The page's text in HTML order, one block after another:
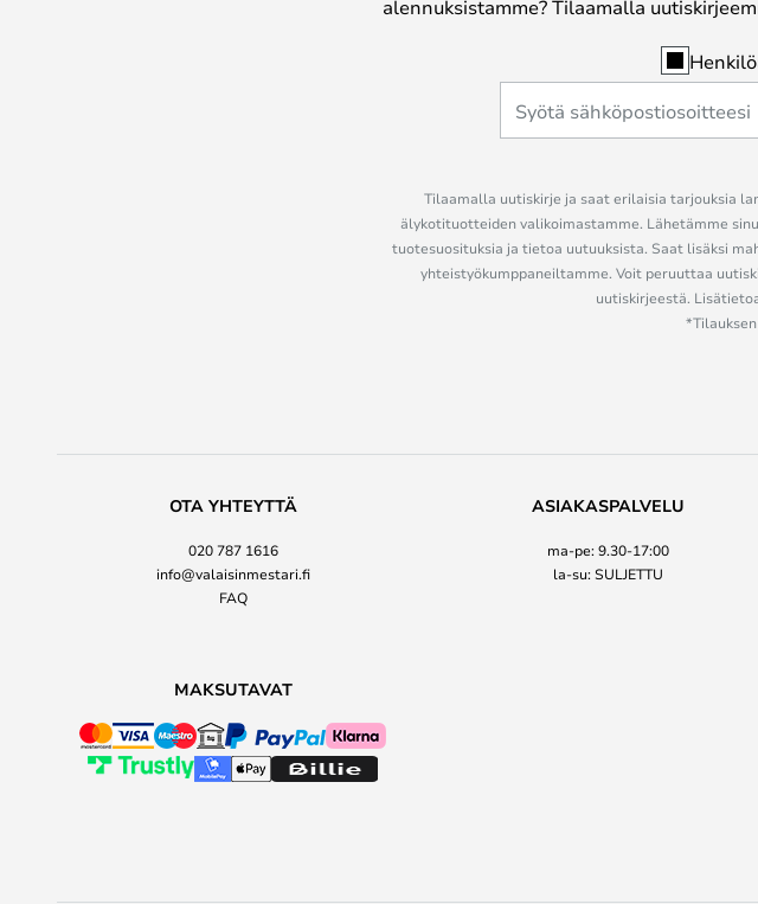
alennuksistamme? Tilaamalla
Tilaamalla uutiskirje ja saat erilaisia tarjouksia
älykotituotteiden valikoimastamme. Lähetämme
tuotesuosituksia ja tietoa uutuuksista. Saat lisäksi
yhteistyökumppaneiltamme. Voit peruuttaa
uutiskirjeestä.
OTA YHTEYTTÄ
020 787 1616
info@valaisinmestari.fi
FAQ
ASIAKASPALVELU
ma-pe: 9.30-17:00
la-su: SULJETTU
MAKSUTAVAT